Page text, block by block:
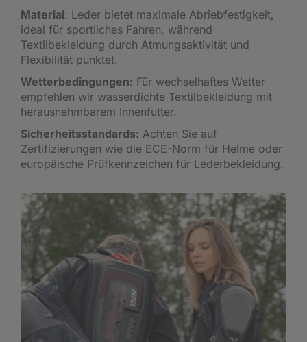
Material: Leder bietet maximale Abriebfestigkeit,
ideal für sportliches Fahren, während
Textilbekleidung durch Atmungsaktivität und
Flexibilität punktet.
Wetterbedingungen: Für wechselhaftes Wetter
empfehlen wir wasserdichte Textilbekleidung mit
herausnehmbarem Innenfutter.
Sicherheitsstandards: Achten Sie auf
Zertifizierungen wie die ECE-Norm für Helme oder
europäische Prüfkennzeichen für Lederbekleidung.